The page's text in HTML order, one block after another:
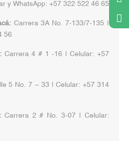
y WhatsApp: +57 322 522 46 65
Carrera 3A No. 7-133/7-135 |
56
Carrera 4 # 1 -16 | Celular: +57
5 No. 7 – 33 | Celular: +57 314
Carrera 2 # No. 3-07 | Celular: